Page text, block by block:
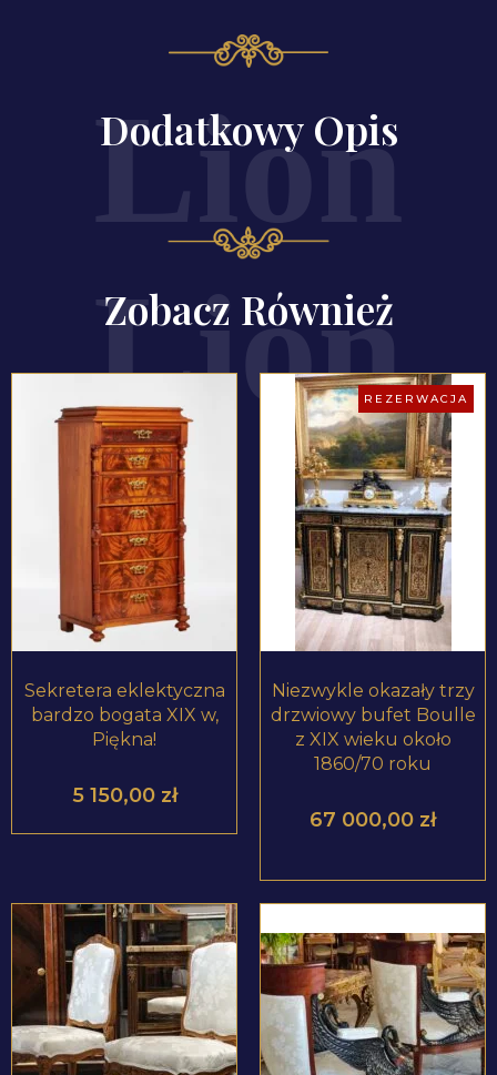
Dodatkowy Opis
Zobacz Również
ZOBACZ PRODUKT
Sekretera eklektyczna
bardzo bogata XIX w,
Piękna!
5 150,00 zł
ZOBACZ PRODUKT
Niezwykle okazały trzy
drzwiowy bufet Boulle
z XIX wieku około
1860/70 roku
67 000,00 zł
REZERWACJA